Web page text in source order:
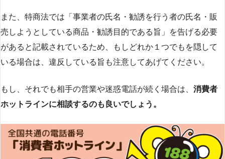
また、特商法では「事業者の氏名・勧誘を行う者の氏名・販
売しようとしている商品・勧誘目的である旨」を告げる必要
があると記載されているため、もしどれか１つでもを隠して
いる場合は、違反している旨も注意してあげてください。
もし、それでも相手の営業や迷惑電話が続く場合は、 消費者
ホットラインに相談するのも良いでしょう。